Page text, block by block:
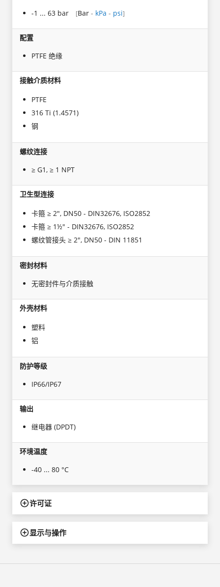
-1 ... 63 bar
[Bar - kPa - psi]
配置
PTFE 绝缘
接触介质材料
PTFE
316 Ti (1.4571)
钢
螺纹连接
≥ G1, ≥ 1 NPT
卫生型连接
卡箍 ≥ 2", DN50 - DIN32676, ISO2852
卡箍 ≥ 1½" - DIN32676, ISO2852
螺纹管接头 ≥ 2", DN50 - DIN 11851
密封材料
无密封件与介质接触
外壳材料
塑料
铝
防护等级
IP66/IP67
输出
继电器 (DPDT)
环境温度
-40 ... 80 °C
许可证
显示与操作